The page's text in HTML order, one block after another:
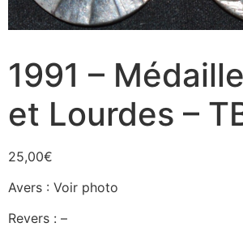
1991 –
et Lourdes –
25,00€
Avers : Voir photo
Revers : –